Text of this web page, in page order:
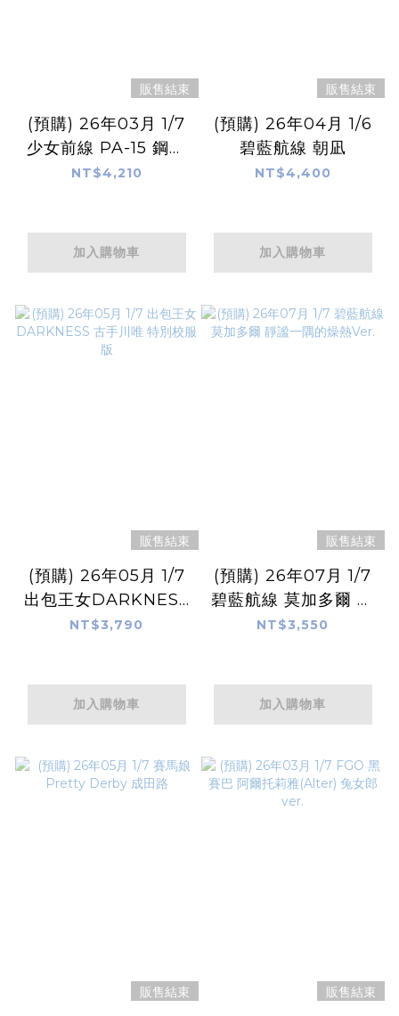
販售結束
(預購) 26年03月 1/7
少女前線 PA-15 鋼管
舞之夜ver.
NT$4,210
加入購物車
販售結束
(預購) 26年04月 1/6
碧藍航線 朝凪
NT$4,400
加入購物車
販售結束
(預購) 26年05月 1/7
出包王女DARKNESS
古手川唯 特別校服版
NT$3,790
加入購物車
販售結束
(預購) 26年07月 1/7
碧藍航線 莫加多爾 靜
謐一隅的燥熱Ver.
NT$3,550
加入購物車
販售結束 販售結束